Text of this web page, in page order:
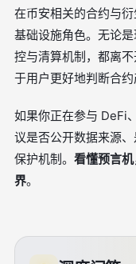
在币安相关的合约与
基础设施角色。无论
控与清算机制，都离
于用户更好地判断合约
如果你正在参与 DeFi
议是否公开数据来源
保护机制。 看懂预言
界。